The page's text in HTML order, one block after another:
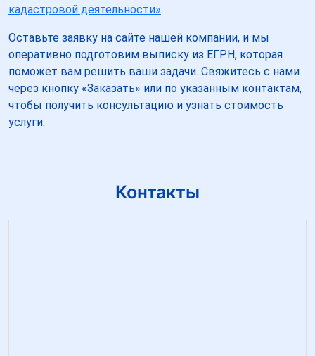
кадастровой деятельности».
Оставьте заявку на сайте нашей компании, и мы
оперативно подготовим выписку из ЕГРН, которая
поможет вам решить ваши задачи. Свяжитесь с нами
через кнопку «Заказать» или по указанным контактам,
чтобы получить консультацию и узнать стоимость
услуги.
Контакты